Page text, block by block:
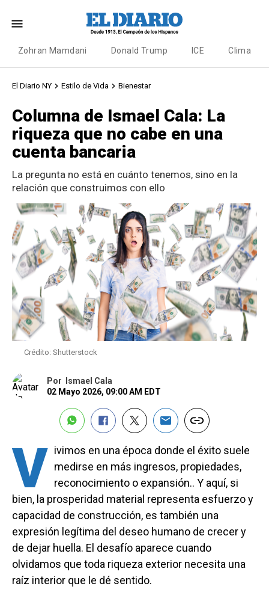
Zohran Mamdani Donald Trump ICE Clima
El Diario NY Estilo de Vida Bienestar
Columna de Ismael Cala: La
riqueza que no cabe en una
cuenta bancaria
La pregunta no está en cuánto tenemos, sino en la
relación que construimos con ello
Crédito: Shutterstock
Por
Ismael Cala
02 Mayo 2026, 09:00 AM EDT
V ivimos en una época donde el éxito suele
medirse en más ingresos, propiedades,
reconocimiento o expansión.. Y aquí, si
bien, la prosperidad material representa esfuerzo y
capacidad de construcción, es también una
expresión legítima del deseo humano de crecer y
de dejar huella. El desafío aparece cuando
olvidamos que toda riqueza exterior necesita una
raíz interior que le dé sentido.